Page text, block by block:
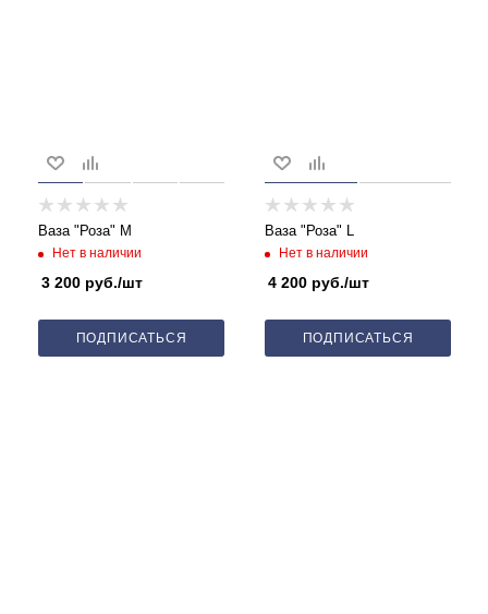
Ваза "Роза" М
Нет в наличии
3 200 руб./шт
ПОДПИСАТЬСЯ
Ваза "Роза" L
Нет в наличии
4 200 руб./шт
ПОДПИСАТЬСЯ